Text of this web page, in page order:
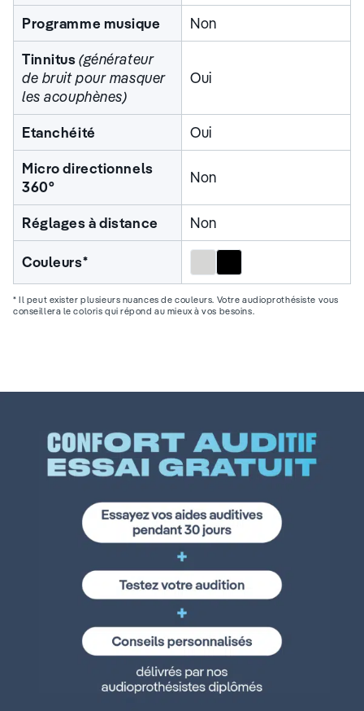
Programme musique
Non
Tinnitus(générateur
de bruit pour masquer
les acouphènes)
Oui
Etanchéité
Oui
Micro directionnels
360°
Non
Réglages à distance Non
Couleurs* GrisNoir
* Il peut exister plusieurs nuances de couleurs. Votre audioprothésiste vous
conseillera le coloris qui répond au mieux à vos besoins.